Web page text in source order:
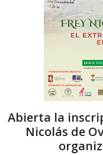
Abierta la
Nicolás de